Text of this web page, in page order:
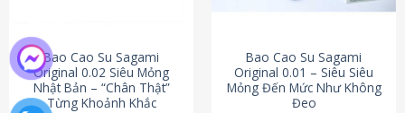
Bao Cao Su Sagami
Original 0.02 Siêu Mỏng
Nhật Bản – “Chân Thật”
Từng Khoảnh Khắc
Bao Cao Su Sagami
Original 0.01 – Siêu Siêu
Mỏng Đến Mức Như Không
Đeo